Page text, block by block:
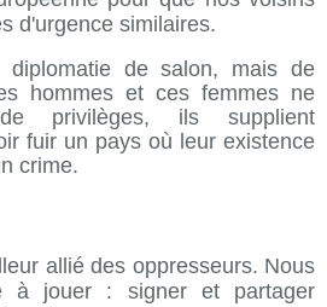
d'urgence similaires.
de salon, mais de
hommes et ces femmes ne
privilèges, ils supplient
fuir un pays où leur existence
crime.
allié des oppresseurs. Nous
à jouer : signer et partager